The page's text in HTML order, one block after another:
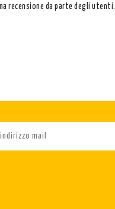
recensione da parte degli utenti.